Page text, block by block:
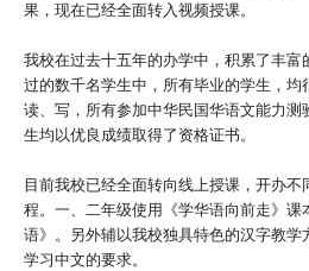
果，现在已经全面转入视频授课。
我校在过去十五年的办学中，积累了丰富
过的数千名学生中，所有毕业的学生，均
读、写，所有参加中华民国华语文能力测
生均以优良成绩取得了资格证书。
目前我校已经全面转向线上授课，开办
程。一、二年级使用《学华语向前走》
语》。另外辅以我校独具特色的汉字教
学习中文的要求。